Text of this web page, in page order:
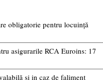
obligatorie pentru locuință
asigurarile RCA Euroins: 17
și in caz de faliment